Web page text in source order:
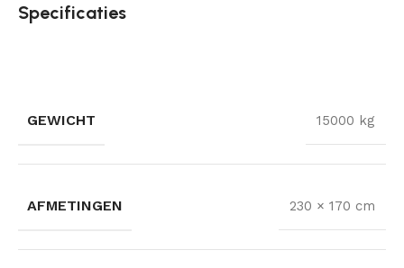
Specificaties
GEWICHT 15000 kg
AFMETINGEN 230 × 170 cm